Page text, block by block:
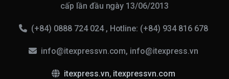
cấp lần đầu ngày 13/06/2013
(+84) 0888 724 024 , Hotline: (+84) 934 816 678
info@itexpressvn.com, info@itexpress.vn
itexpress.vn, itexpressvn.com